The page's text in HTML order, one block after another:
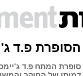
הסופרת פ.ד
סופרת המתח פ.ד